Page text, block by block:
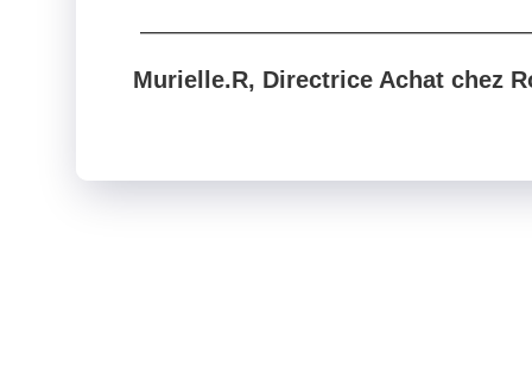
Murielle.R, Directrice Achat chez